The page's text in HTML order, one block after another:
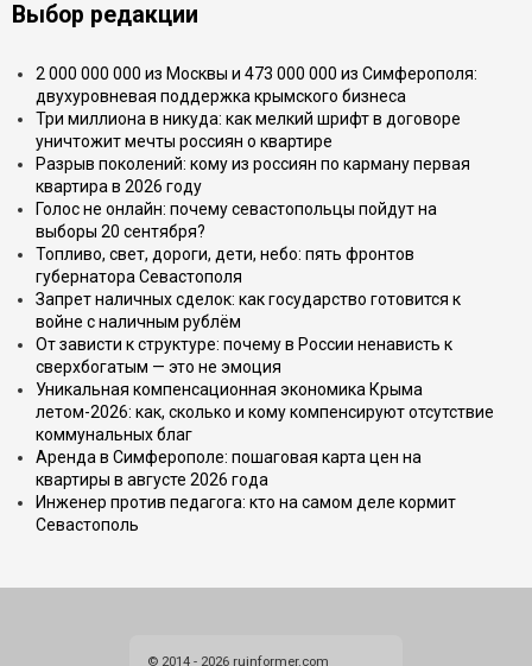
Выбор редакции
2 000 000 000 из Москвы и 473 000 000 из Симферополя:
двухуровневая поддержка крымского бизнеса
Три миллиона в никуда: как мелкий шрифт в договоре
уничтожит мечты россиян о квартире
Разрыв поколений: кому из россиян по карману первая
квартира в 2026 году
Голос не онлайн: почему севастопольцы пойдут на
выборы 20 сентября?
Топливо, свет, дороги, дети, небо: пять фронтов
губернатора Севастополя
Запрет наличных сделок: как государство готовится к
войне с наличным рублём
От зависти к структуре: почему в России ненависть к
сверхбогатым — это не эмоция
Уникальная компенсационная экономика Крыма
летом-2026: как, сколько и кому компенсируют отсутствие
коммунальных благ
Аренда в Симферополе: пошаговая карта цен на
квартиры в августе 2026 года
Инженер против педагога: кто на самом деле кормит
Севастополь
© 2014 - 2026 ruinformer.com